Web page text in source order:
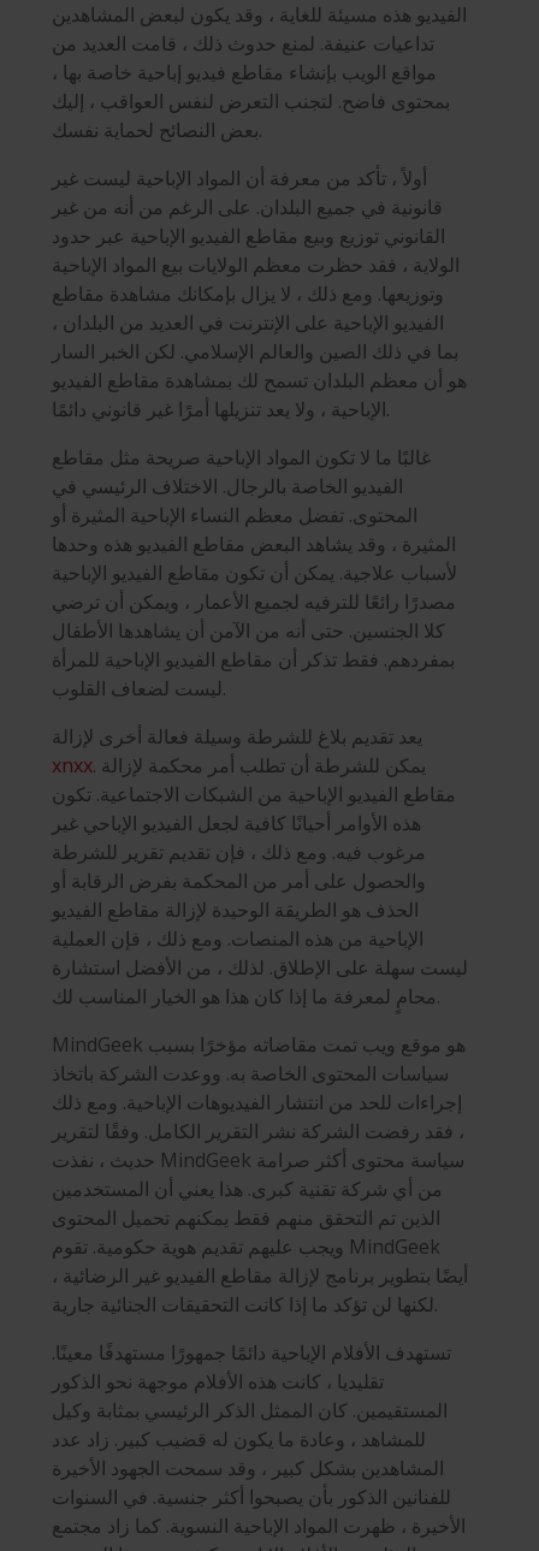
الفيديو هذه مسيئة للغاية ، وقد يكون لبعض المشاهدين
تداعيات عنيفة. لمنع حدوث ذلك ، قامت العديد من
مواقع الويب بإنشاء مقاطع فيديو إباحية خاصة بها ،
بمحتوى فاضح. لتجنب التعرض لنفس العواقب ، إليك
بعض النصائح لحماية نفسك.
أولاً ، تأكد من معرفة أن المواد الإباحية ليست غير
قانونية في جميع البلدان. على الرغم من أنه من غير
القانوني توزيع وبيع مقاطع الفيديو الإباحية عبر حدود
الولاية ، فقد حظرت معظم الولايات بيع المواد الإباحية
وتوزيعها. ومع ذلك ، لا يزال بإمكانك مشاهدة مقاطع
الفيديو الإباحية على الإنترنت في العديد من البلدان ،
بما في ذلك الصين والعالم الإسلامي. لكن الخبر السار
هو أن معظم البلدان تسمح لك بمشاهدة مقاطع الفيديو
الإباحية ، ولا يعد تنزيلها أمرًا غير قانوني دائمًا.
غالبًا ما لا تكون المواد الإباحية صريحة مثل مقاطع
الفيديو الخاصة بالرجال. الاختلاف الرئيسي في
المحتوى. تفضل معظم النساء الإباحية المثيرة أو
المثيرة ، وقد يشاهد البعض مقاطع الفيديو هذه وحدها
لأسباب علاجية. يمكن أن تكون مقاطع الفيديو الإباحية
مصدرًا رائعًا للترفيه لجميع الأعمار ، ويمكن أن ترضي
كلا الجنسين. حتى أنه من الآمن أن يشاهدها الأطفال
بمفردهم. فقط تذكر أن مقاطع الفيديو الإباحية للمرأة
ليست لضعاف القلوب.
يعد تقديم بلاغ للشرطة وسيلة فعالة أخرى لإزالة
xnxx. يمكن للشرطة أن تطلب أمر محكمة لإزالة
مقاطع الفيديو الإباحية من الشبكات الاجتماعية. تكون
هذه الأوامر أحيانًا كافية لجعل الفيديو الإباحي غير
مرغوب فيه. ومع ذلك ، فإن تقديم تقرير للشرطة
والحصول على أمر من المحكمة بفرض الرقابة أو
الحذف هو الطريقة الوحيدة لإزالة مقاطع الفيديو
الإباحية من هذه المنصات. ومع ذلك ، فإن العملية
ليست سهلة على الإطلاق. لذلك ، من الأفضل استشارة
محامٍ لمعرفة ما إذا كان هذا هو الخيار المناسب لك.
MindGeek هو موقع ويب تمت مقاضاته مؤخرًا بسبب
سياسات المحتوى الخاصة به. ووعدت الشركة باتخاذ
إجراءات للحد من انتشار الفيديوهات الإباحية. ومع ذلك
، فقد رفضت الشركة نشر التقرير الكامل. وفقًا لتقرير
حديث ، نفذت MindGeek سياسة محتوى أكثر صرامة
من أي شركة تقنية كبرى. هذا يعني أن المستخدمين
الذين تم التحقق منهم فقط يمكنهم تحميل المحتوى
ويجب عليهم تقديم هوية حكومية. تقوم MindGeek
أيضًا بتطوير برنامج لإزالة مقاطع الفيديو غير الرضائية ،
لكنها لن تؤكد ما إذا كانت التحقيقات الجنائية جارية.
تستهدف الأفلام الإباحية دائمًا جمهورًا مستهدفًا معينًا.
تقليديا ، كانت هذه الأفلام موجهة نحو الذكور
المستقيمين. كان الممثل الذكر الرئيسي بمثابة وكيل
للمشاهد ، وعادة ما يكون له قضيب كبير. زاد عدد
المشاهدين بشكل كبير ، وقد سمحت الجهود الأخيرة
للفنانين الذكور بأن يصبحوا أكثر جنسية. في السنوات
الأخيرة ، ظهرت المواد الإباحية النسوية. كما زاد مجتمع